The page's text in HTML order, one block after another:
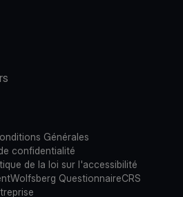
Générales
confidentialité
de la loi sur l'accessibilité
Wolfsberg QuestionnaireCRS